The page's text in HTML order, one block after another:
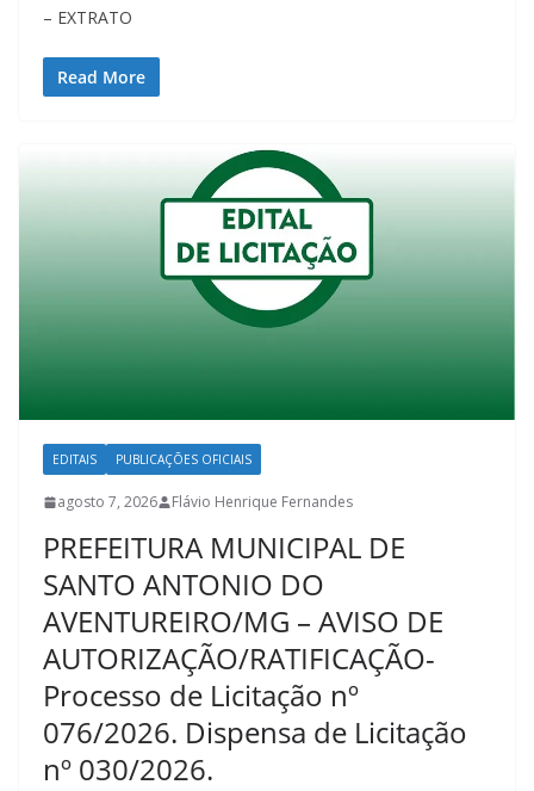
– EXTRATO
Read More
EDITAIS PUBLICAÇÕES OFICIAIS
agosto 7, 2026 Flávio Henrique Fernandes
PREFEITURA MUNICIPAL DE
SANTO ANTONIO DO
AVENTUREIRO/MG – AVISO DE
AUTORIZAÇÃO/RATIFICAÇÃO-
Processo de Licitação nº
076/2026. Dispensa de Licitação
nº 030/2026.